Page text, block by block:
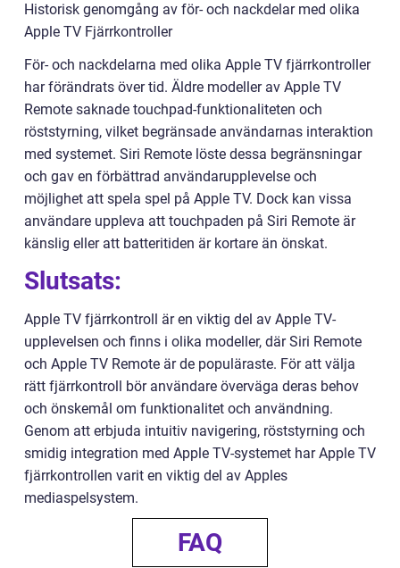
Historisk genomgång av för- och nackdelar med olika
Apple TV Fjärrkontroller
För- och nackdelarna med olika Apple TV fjärrkontroller
har förändrats över tid. Äldre modeller av Apple TV
Remote saknade touchpad-funktionaliteten och
röststyrning, vilket begränsade användarnas interaktion
med systemet. Siri Remote löste dessa begränsningar
och gav en förbättrad användarupplevelse och
möjlighet att spela spel på Apple TV. Dock kan vissa
användare uppleva att touchpaden på Siri Remote är
känslig eller att batteritiden är kortare än önskat.
Slutsats:
Apple TV fjärrkontroll är en viktig del av Apple TV-
upplevelsen och finns i olika modeller, där Siri Remote
och Apple TV Remote är de populäraste. För att välja
rätt fjärrkontroll bör användare överväga deras behov
och önskemål om funktionalitet och användning.
Genom att erbjuda intuitiv navigering, röststyrning och
smidig integration med Apple TV-systemet har Apple TV
fjärrkontrollen varit en viktig del av Apples
mediaspelsystem.
FAQ